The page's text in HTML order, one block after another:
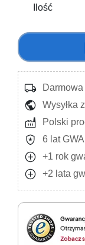
Ilość
local_shipping
public Wysyłka
factory Polski
local_police 6 lat
add_circle +1 rok
add_circle +2 lata